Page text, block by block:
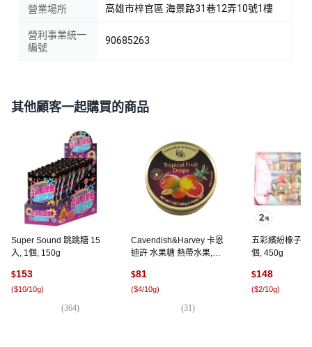
營業場所 高雄市梓官區 海景路31巷12弄10號1樓
營利事業統一
編號
90685263
其他顧客一起購買的商品
Super Sound 跳跳糖 15
入, 1個, 150g
$153
($10/10g)
(364)
Cavendish&Harvey 卡恩
迪許 水果糖 熱帶水果,
$81
($4/10g)
(31)
五彩繽紛橡子
個, 450g
$148
($2/10g)